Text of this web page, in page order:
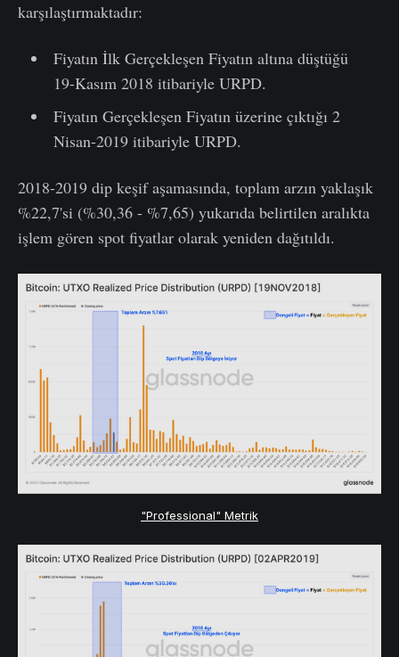
karşılaştırmaktadır:
Fiyatın İlk Gerçekleşen Fiyatın altına düştüğü
19-Kasım 2018 itibariyle URPD.
Fiyatın Gerçekleşen Fiyatın üzerine çıktığı 2
Nisan-2019 itibariyle URPD.
2018-2019 dip keşif aşamasında, toplam arzın yaklaşık
%22,7'si (%30,36 - %7,65) yukarıda belirtilen aralıkta
işlem gören spot fiyatlar olarak yeniden dağıtıldı.
"Professional" Metrik